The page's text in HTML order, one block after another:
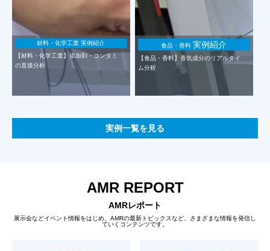
材料・化学工業 実例紹介
【材料・化学工業】添加剤・コンタミ
の直接分析
食品・香料実例紹介
【食品・香料】香気成分のリアルタイ
ム分析
実例一覧を見る
AMR REPORT
AMRレポート
展示会などイベント情報をはじめ、AMRの最新トピックスなど、さまざまな情報を発信し
ていくコンテンツです。